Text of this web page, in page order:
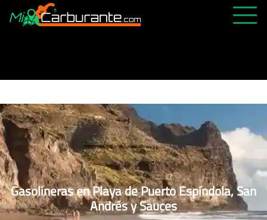
ABIERTAS 24H
ÚLTIMAS MATRÍCULAS
FAVORITAS
Gasolineras en Playa de Puerto Espíndola, San
Andrés y Sauces